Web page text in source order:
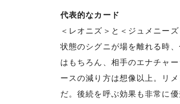
代表的なカード
＜レオニズ＞と＜ジュメニー
状態のシグニが場を離れる時
はもちろん、相手のエナチャ
ースの減り方は想像以上。リ
だ。後続を呼ぶ効果も非常に優